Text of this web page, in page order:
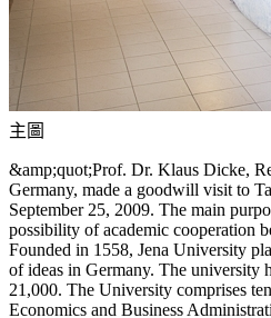
主圖
&amp;quot;Prof. Dr. Klaus Dicke,
Germany, made a goodwill visit to
September 25, 2009. The main
possibility of academic cooperation
Founded in 1558, Jena University
of ideas in Germany. The university
21,000. The University comprises
Economics and Business